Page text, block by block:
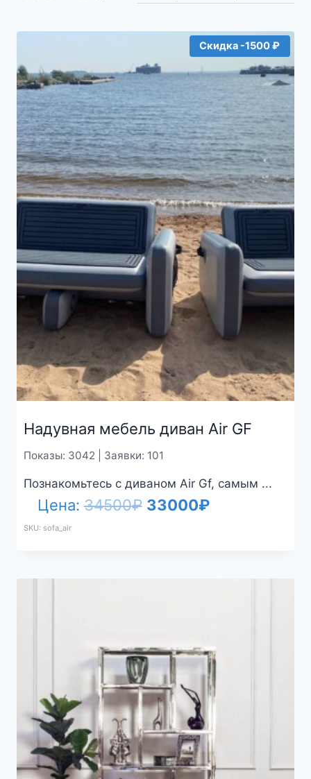
возрастанию
Скидка -1500 ₽
Надувная мебель диван Air GF
Показы: 3042 | Заявки: 101
Познакомьтесь с диваном Air Gf, самым ...
Цена:34500₽ Первоначальная
33000₽Текущая
SKU: sofa_air